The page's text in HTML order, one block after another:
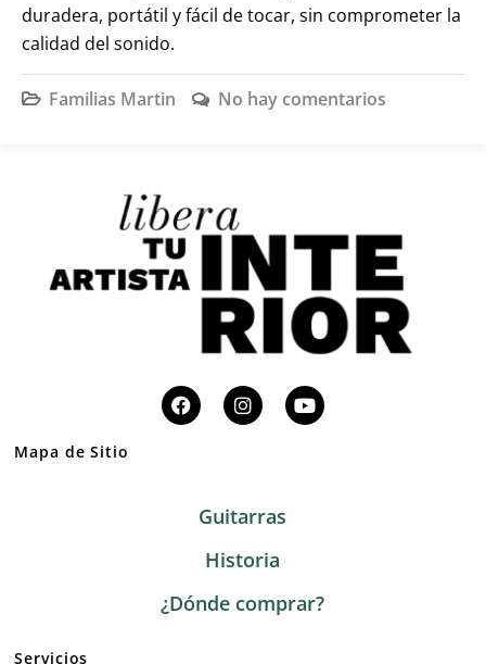
duradera, portátil y fácil de tocar, sin comprometer la
calidad del sonido.
Familias Martin No hay comentarios
Mapa de Sitio
Guitarras
Historia
¿Dónde comprar?
Servicios